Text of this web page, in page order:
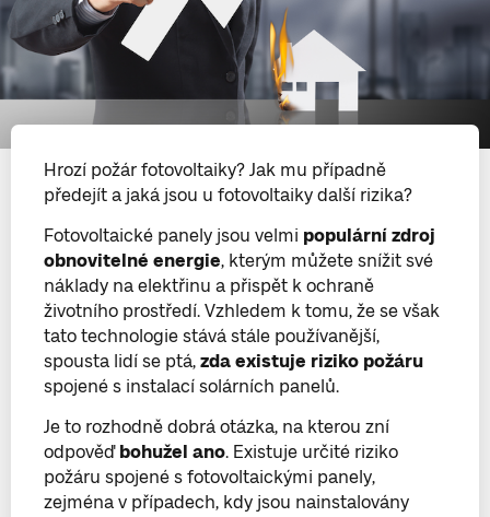
Hrozí požár fotovoltaiky? Jak mu případně
předejít a jaká jsou u fotovoltaiky další rizika?
Fotovoltaické panely jsou velmi populární zdroj
obnovitelné energie, kterým můžete snížit své
náklady na elektřinu a přispět k ochraně
životního prostředí. Vzhledem k tomu, že se však
tato technologie stává stále používanější,
spousta lidí se ptá, zda existuje riziko požáru
spojené s instalací solárních panelů.
Je to rozhodně dobrá otázka, na kterou zní
odpověď bohužel ano. Existuje určité riziko
požáru spojené s fotovoltaickými panely,
zejména v případech, kdy jsou nainstalovány